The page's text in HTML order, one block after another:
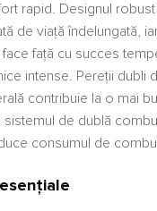
rapid. Designul robust
de viață îndelungată,
față cu succes
intense. Pereții dubli
contribuie la o mai
sistemul de dublă
consumul de